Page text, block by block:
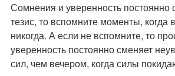
Сомнения и уверенность постоянно
тезис, то вспомните моменты,
никогда. А если не вспомните, то
уверенность постоянно сменяет
сил, чем вечером, когда силы